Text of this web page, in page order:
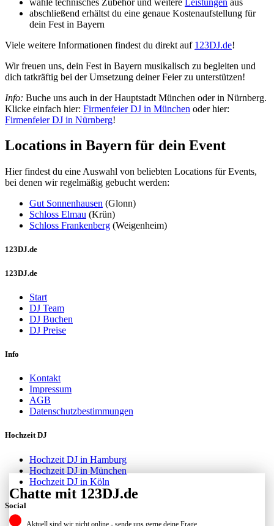
abschließend erhältst du eine genaue Kostenaufstellung für
dein Fest in Bayern
Viele weitere Informationen findest du direkt auf 123DJ.de!
Wir freuen uns, dein Fest in Bayern musikalisch zu begleiten und
dich tatkräftig bei der Umsetzung deiner Feier zu unterstützen!
Info: Buche uns auch in der Hauptstadt München oder in Nürnberg.
Klicke einfach hier: Firmenfeier DJ in München oder hier:
Firmenfeier DJ in Nürnberg!
Locations in Bayern für dein Event
Hier findest du eine Auswahl von beliebten Locations für Events,
bei denen wir regelmäßig gebucht werden:
Gut Sonnenhausen (Glonn)
Schloss Elmau (Krün)
Schloss Frankenberg (Weigenheim)
123DJ.de
123DJ.de
Start
DJ Team
DJ Buchen
DJ Preise
Info
Kontakt
Impressum
AGB
Datenschutzbestimmungen
Hochzeit DJ
Hochzeit DJ in Hamburg
Hochzeit DJ in München
Hochzeit DJ in Köln
Social
Chatte mit 123DJ.de
Aktuell sind wir nicht online - sende uns gerne deine Frage.